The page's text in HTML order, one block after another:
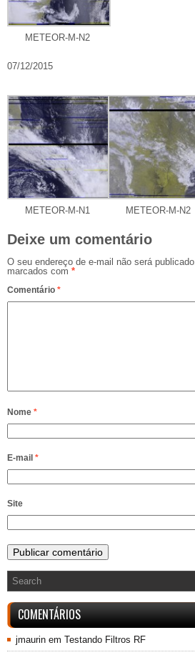
METEOR-M-N2
07/12/2015
METEOR-M-N1 METEOR-M-N2
Deixe um comentário
O seu endereço de e-mail não será publicado.
marcados com *
Comentário *
Nome *
E-mail *
Site
COMENTÁRIOS
jmaurin em Testando Filtros RF